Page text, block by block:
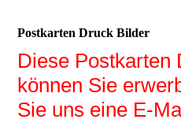
Postkarten Druck Bilder
Diese Postkarten
können Sie
Sie uns eine E-